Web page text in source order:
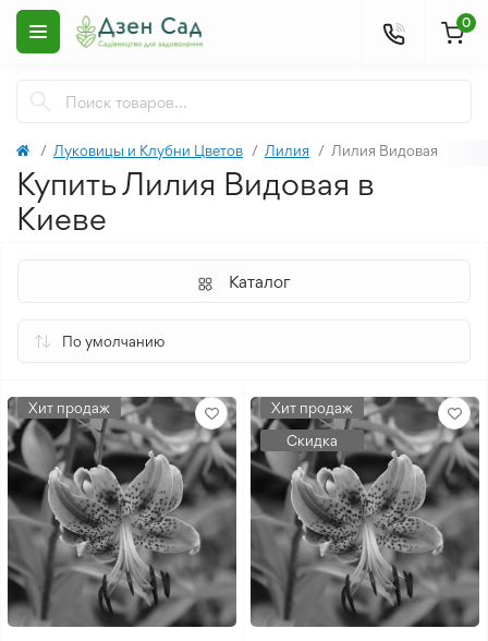
0
Луковицы и Клубни Цветов Лилия Лилия Видовая
Купить Лилия Видовая в
Киеве
Каталог
Хит продаж
Хит продаж
Скидка